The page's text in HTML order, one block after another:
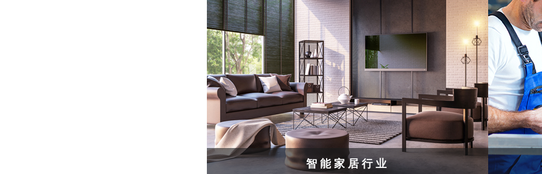
智能家居行业